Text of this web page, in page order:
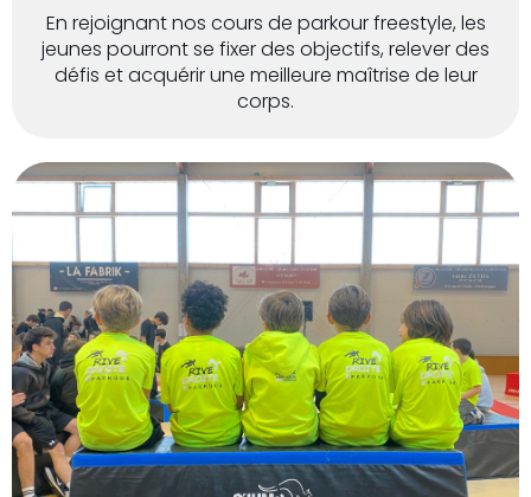
En rejoignant nos cours de parkour freestyle, les
jeunes pourront se fixer des objectifs, relever des
défis et acquérir une meilleure maîtrise de leur
corps.